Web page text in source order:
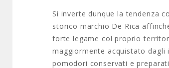
Si inverte dunque la tendenza
storico marchio De Rica
forte legame col proprio
maggiormente acquistato dagli
pomodori conservati e